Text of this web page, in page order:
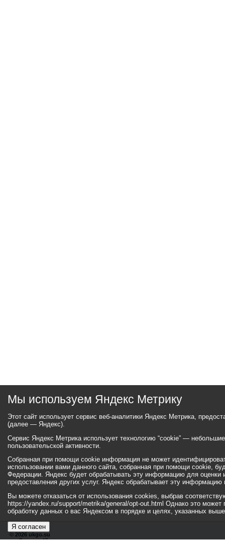
© 2026 ukgo.su
Мы используем Яндекс Метрику
Этот сайт использует сервис веб-аналитики Яндекс Метрика,
(далее — Яндекс).
Сервис Яндекс Метрика использует технологию “cookie” —
пользовательской активности.
Собранная при помощи cookie информация не может
использовании вами данного сайта, собранная при помощи cookie,
Федерации. Яндекс будет обрабатывать эту информацию для оценки
предоставления других услуг. Яндекс обрабатывает эту
Вы можете отказаться от использования cookies, выбрав
https://yandex.ru/support/metrika/general/opt-out.html Однако это может
обработку данных о вас Яндексом в порядке и целях, указанных
Я согласен